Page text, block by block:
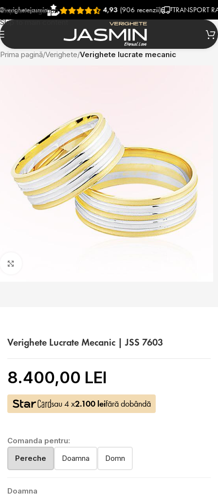
Skip to navigation
Skip to main content
4,93(906 recenzii) TRANSPORT RAPID
Prima pagină Verighete Verighete lucrate mecanic
Verighete Lucrate Mecanic | JSS 7603
8.400,00 LEI
sau 4 x2.100 leifără dobândă
Comanda pentru:
Pereche
Doamna Domn
Doamna